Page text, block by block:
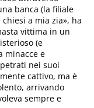
banca (la filiale
a mia zia», ha
vittima in un
(e
minacce e
nei suoi
cattivo, ma è
arrivando
sempre e